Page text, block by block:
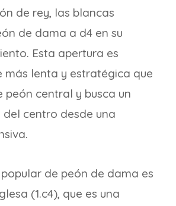
de rey, las blancas
de dama a d4 en su
Esta apertura es
más lenta y estratégica que
peón central y busca un
centro desde una
de peón de dama es
(1.c4), que es una